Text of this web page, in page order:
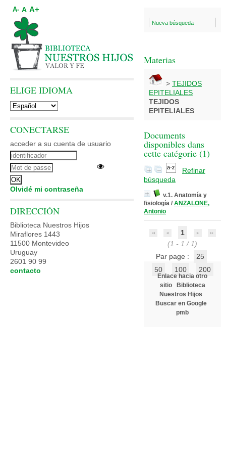
Nueva búsqueda
Materias
> TEJIDOS
EPITELIALES
TEJIDOS
EPITELIALES
Documents
disponibles dans
cette catégorie (1)
Refinar
búsqueda
v.1. Anatomía y
fisiología / ANZALONE,
Antonio
1
(1 - 1 / 1)
Par page :
25
50
100 200
Enlace hacia otro
sitio
Biblioteca
Nuestros Hijos
Buscar en Google
pmb
A- A A+
ELIGE IDIOMA
CONECTARSE
acceder a su cuenta de usuario
Olvidé mi contraseña
DIRECCIÓN
Biblioteca Nuestros Hijos
Miraflores 1443
11500 Montevideo
Uruguay
2601 90 99
contacto